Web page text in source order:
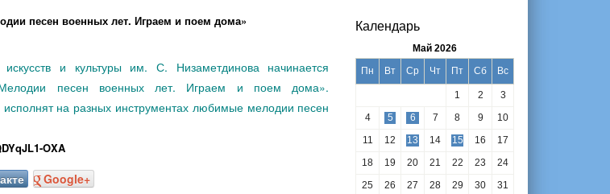
песен военных лет. Играем и поем дома»
и культуры им. С. Низаметдинова начинается
песен военных лет. Играем и поем дома».
на разных инструментах любимые мелодии песен
OXA
Google+
Календарь
Май 2026
Пн
Вт Ср Чт Пт Сб Вс
1 2
3
4
5 6 7 8 9
10
11
12 13 14 15 16
17
18
19 20 21 22 23
24
25
26 27 28 29 30 31